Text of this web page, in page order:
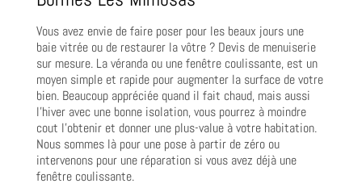
Vous avez envie de faire poser pour les beaux jours une
baie vitrée ou de restaurer la vôtre ? Devis de menuiserie
sur mesure. La véranda ou une fenêtre coulissante, est un
moyen simple et rapide pour augmenter la surface de votre
bien. Beaucoup appréciée quand il fait chaud, mais aussi
l’hiver avec une bonne isolation, vous pourrez à moindre
cout l’obtenir et donner une plus-value à votre habitation.
Nous sommes là pour une pose à partir de zéro ou
intervenons pour une réparation si vous avez déjà une
fenêtre coulissante.